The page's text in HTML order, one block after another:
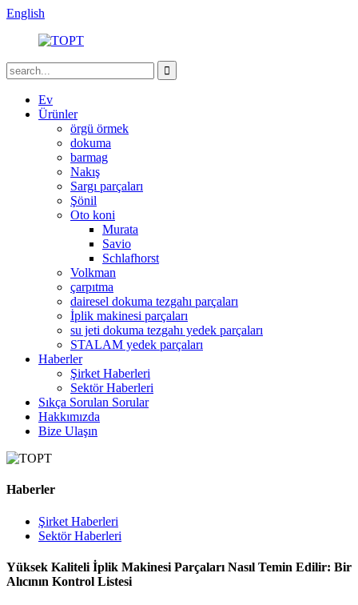
English
Ev
Ürünler
örgü örmek
dokuma
barmag
Nakış
Sargı parçaları
Şönil
Oto koni
Murata
Savio
Schlafhorst
Volkman
çarpıtma
dairesel dokuma tezgahı parçaları
İplik makinesi parçaları
su jeti dokuma tezgahı yedek parçaları
STALAM yedek parçaları
Haberler
Şirket Haberleri
Sektör Haberleri
Sıkça Sorulan Sorular
Hakkımızda
Bize Ulaşın
Haberler
Şirket Haberleri
Sektör Haberleri
Yüksek Kaliteli İplik Makinesi Parçaları Nasıl Temin Edilir: Bir
Alıcının Kontrol Listesi